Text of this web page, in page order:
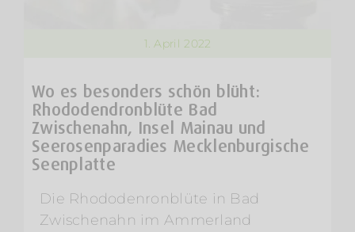
1. April 2022
Wo es besonders schön blüht:
Rhododendronblüte Bad
Zwischenahn, Insel Mainau und
Seerosenparadies Mecklenburgische
Seenplatte
Die Rhododenronblüte in Bad
Zwischenahn im Ammerland